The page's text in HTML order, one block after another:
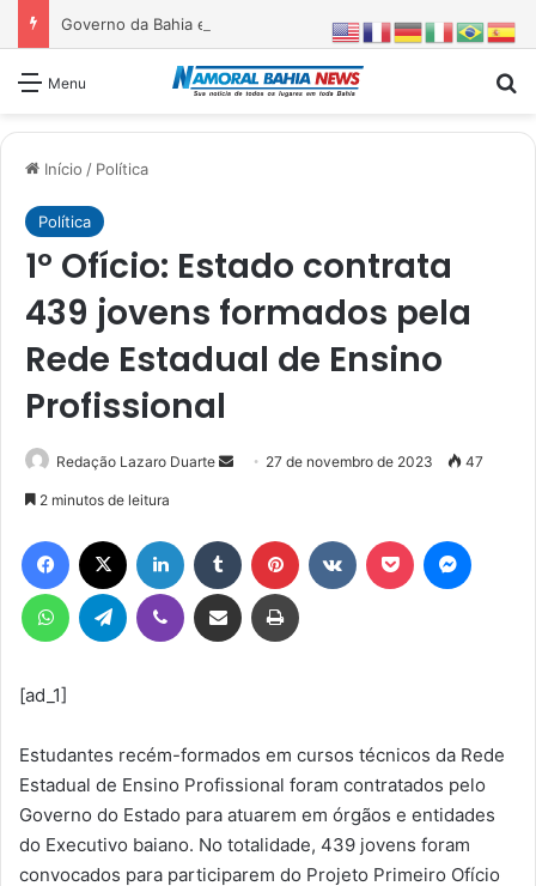
Governo da Bahia entrega 1ª etapa da requalificação do Parque Metropolitano de Pituaçu
Menu
Início / Política
Política
1º Ofício: Estado contrata
439 jovens formados pela
Rede Estadual de Ensino
Profissional
Redação Lazaro Duarte
Mande
mail
27 de novembro de 2023 47
2 minutos de leitura
Facebook Linkedin Tumblr Pinterest Pocket
WhatsAppTelegram Viber Compartilhar via e-mail Imprimir
[ad_1]
Estudantes recém-formados em cursos técnicos da Rede
Estadual de Ensino Profissional foram contratados pelo
Governo do Estado para atuarem em órgãos e entidades
do Executivo baiano. No totalidade, 439 jovens foram
convocados para participarem do Projeto Primeiro Ofício